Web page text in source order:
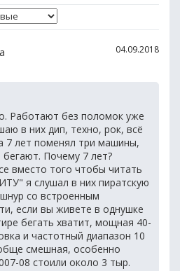
04.09.2018
Работают без поломок уже
в них дип, техно, рок, всё
7 лет поменял три машины,
Почему 7 лет?
вместо того чтобы читать
я слушал в них пиратскую
со встроенным
если вы живете в однушке
бегать хватит, мощная 40-
и частотный диапазон 10
смешная, особенно
08 стоили около 3 тыр.